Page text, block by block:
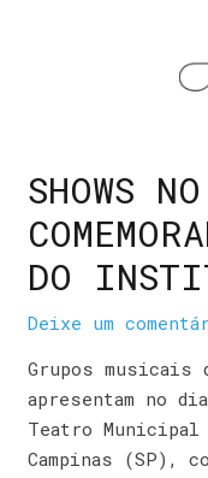
SHOWS
DO
Deixe um
Grupos
apresentam no
Teatro Municipal
Campinas (SP),